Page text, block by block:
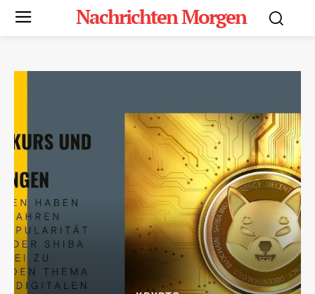
Nachrichten Morgen